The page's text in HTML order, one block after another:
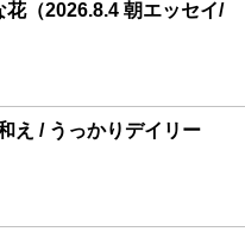
（2026.8.4 朝エッセイ/
え / うっかりデイリー